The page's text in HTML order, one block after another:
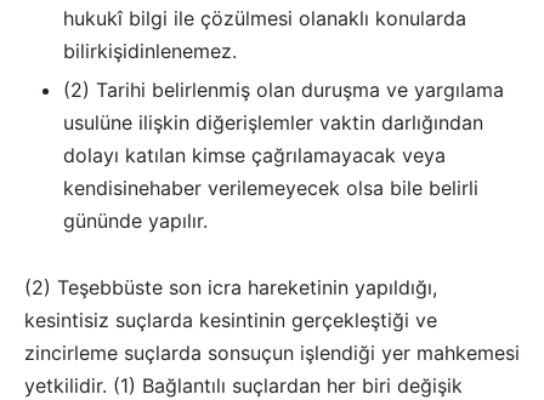
hukukî bilgi ile çözülmesi olanaklı konularda
bilirkişidinlenemez.
(2) Tarihi belirlenmiş olan duruşma ve yargılama
usulüne ilişkin diğerişlemler vaktin darlığından
dolayı katılan kimse çağrılamayacak veya
kendisinehaber verilemeyecek olsa bile belirli
gününde yapılır.
(2) Teşebbüste son icra hareketinin yapıldığı,
kesintisiz suçlarda kesintinin gerçekleştiği ve
zincirleme suçlarda sonsuçun işlendiği yer mahkemesi
yetkilidir. (1) Bağlantılı suçlardan her biri değişik